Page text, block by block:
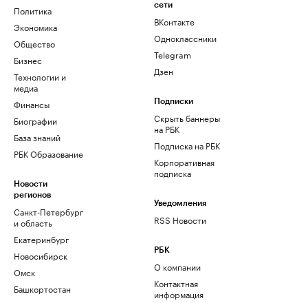
Политика
Экономика
Общество
Бизнес
Технологии и
медиа
Финансы
Биографии
База знаний
РБК Образование
Новости
регионов
Санкт-Петербург
и область
Екатеринбург
Новосибирск
Омск
Башкортостан
сети
ВКонтакте
Одноклассники
Telegram
Дзен
Подписки
Скрыть баннеры
на РБК
Подписка на РБК
Корпоративная
подписка
Уведомления
RSS Новости
РБК
О компании
Контактная
информация